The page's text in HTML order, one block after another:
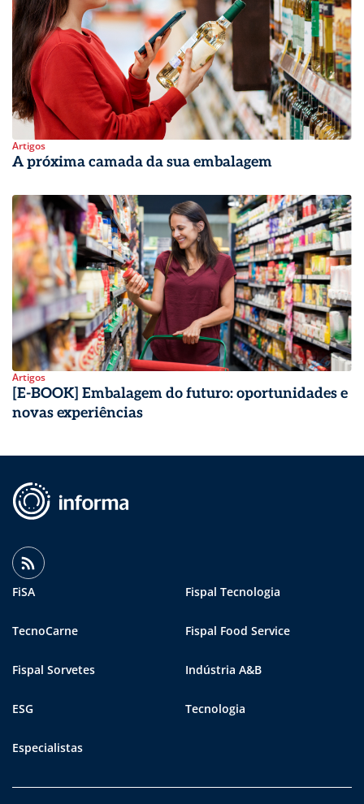
Artigos
A próxima camada da sua embalagem
Artigos
[E-BOOK] Embalagem do futuro: oportunidades e
novas experiências
FiSA Fispal Tecnologia
TecnoCarne Fispal Food Service
Fispal Sorvetes Indústria A&B
ESG Tecnologia
Especialistas